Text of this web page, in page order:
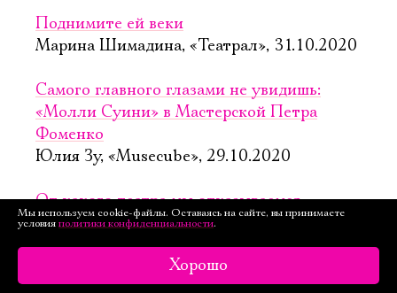
Поднимите ей веки
Марина Шимадина, «Театрал», 31.10.2020
Самого главного глазами не увидишь:
«Молли Суини» в Мастерской Петра
Фоменко
Юлия Зу, «Musecube», 29.10.2020
От какого театра мы отказываемся
Марина Токарева, «Новая газета»,
28.10.2020
Мы используем cookie-файлы. Оставаясь на сайте, вы принимаете
условия политики конфиденциальности.
Хорошо